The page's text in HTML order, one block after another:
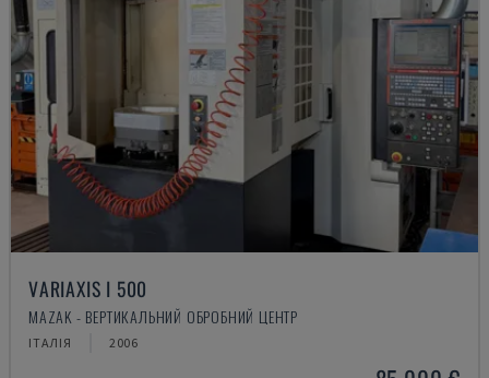
VARIAXIS I 500
MAZAK - ВЕРТИКАЛЬНИЙ ОБРОБНИЙ ЦЕНТР
ІТАЛІЯ 2006